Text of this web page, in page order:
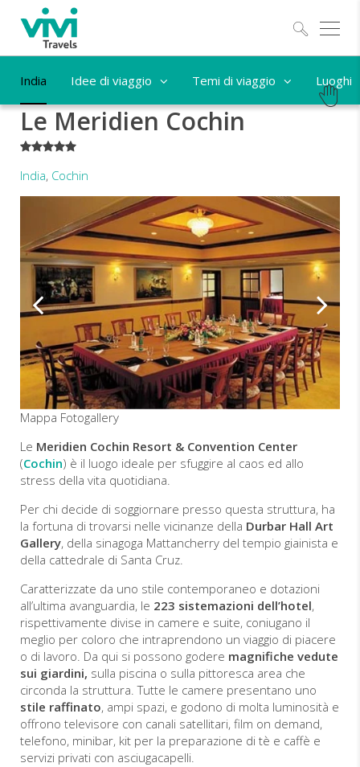
India Idee di viaggio Temi di viaggio Luoghi
Le Meridien Cochin
*****
India, Cochin
Mappa Fotogallery
Le Meridien Cochin Resort & Convention Center
(Cochin) è il luogo ideale per sfuggire al caos ed allo
stress della vita quotidiana.
Per chi decide di soggiornare presso questa struttura, ha
la fortuna di trovarsi nelle vicinanze della Durbar Hall Art
Gallery, della sinagoga Mattancherry del tempio giainista e
della cattedrale di Santa Cruz.
Caratterizzate da uno stile contemporaneo e dotazioni
all’ultima avanguardia, le 223 sistemazioni dell’hotel,
rispettivamente divise in camere e suite, coniugano il
meglio per coloro che intraprendono un viaggio di piacere
o di lavoro. Da qui si possono godere magnifiche vedute
sui giardini, sulla piscina o sulla pittoresca area che
circonda la struttura. Tutte le camere presentano uno
stile raffinato, ampi spazi, e godono di molta luminosità e
offrono televisore con canali satellitari, film on demand,
telefono, minibar, kit per la preparazione di tè e caffè e
servizi privati con asciugacapelli.